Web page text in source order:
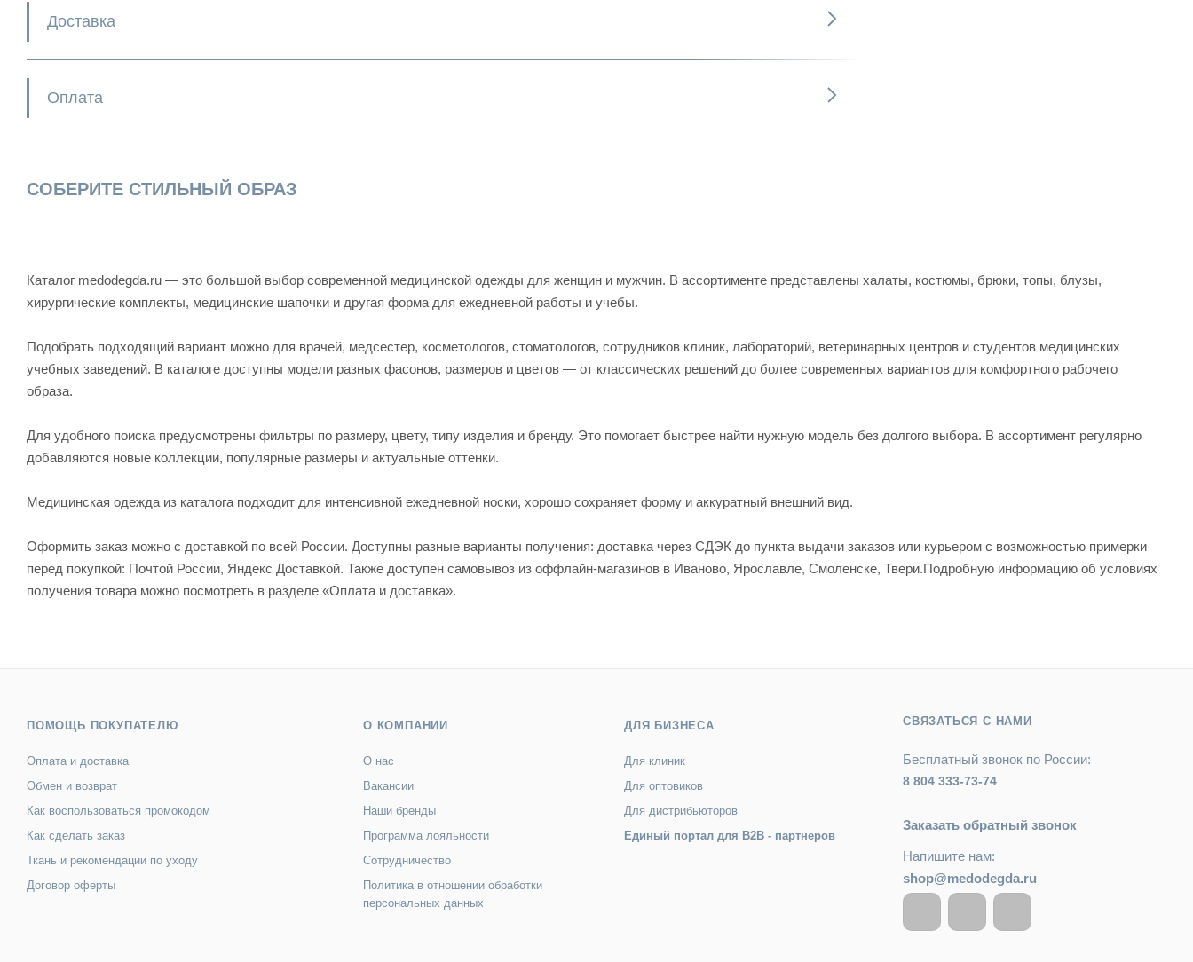
Доставка
Оплата
СОБЕРИТЕ СТИЛЬНЫЙ ОБРАЗ
Каталог medodegda.ru — это большой выбор современной медицинской одежды для женщин и мужчин. В ассортименте представлены халаты, костюмы, брюки, топы, блузы,
хирургические комплекты, медицинские шапочки и другая форма для ежедневной работы и учебы.
Подобрать подходящий вариант можно для врачей, медсестер, косметологов, стоматологов, сотрудников клиник, лабораторий, ветеринарных центров и студентов медицинских
учебных заведений. В каталоге доступны модели разных фасонов, размеров и цветов — от классических решений до более современных вариантов для комфортного рабочего
образа.
Для удобного поиска предусмотрены фильтры по размеру, цвету, типу изделия и бренду. Это помогает быстрее найти нужную модель без долгого выбора. В ассортимент регулярно
добавляются новые коллекции, популярные размеры и актуальные оттенки.
Медицинская одежда из каталога подходит для интенсивной ежедневной носки, хорошо сохраняет форму и аккуратный внешний вид.
Оформить заказ можно с доставкой по всей России. Доступны разные варианты получения: доставка через СДЭК до пункта выдачи заказов или курьером с возможностью примерки
перед покупкой: Почтой России, Яндекс Доставкой. Также доступен самовывоз из оффлайн-магазинов в Иваново, Ярославле, Смоленске, Твери.Подробную информацию об условиях
получения товара можно посмотреть в разделе «Оплата и доставка».
ПОМОЩЬ ПОКУПАТЕЛЮ
Оплата и доставка
Обмен и возврат
Как воспользоваться промокодом
Как сделать заказ
Ткань и рекомендации по уходу
Договор оферты
О КОМПАНИИ
О нас
Вакансии
Наши бренды
Программа лояльности
Сотрудничество
Политика в отношении обработки
персональных данных
ДЛЯ БИЗНЕСА
Для клиник
Для оптовиков
Для дистрибьюторов
Единый портал для B2B - партнеров
СВЯЗАТЬСЯ С НАМИ
Бесплатный звонок по России:
8 804 333-73-74
Заказать обратный звонок
Напишите нам:
shop@medodegda.ru